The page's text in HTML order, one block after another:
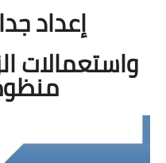
إعداد
واستعمالات